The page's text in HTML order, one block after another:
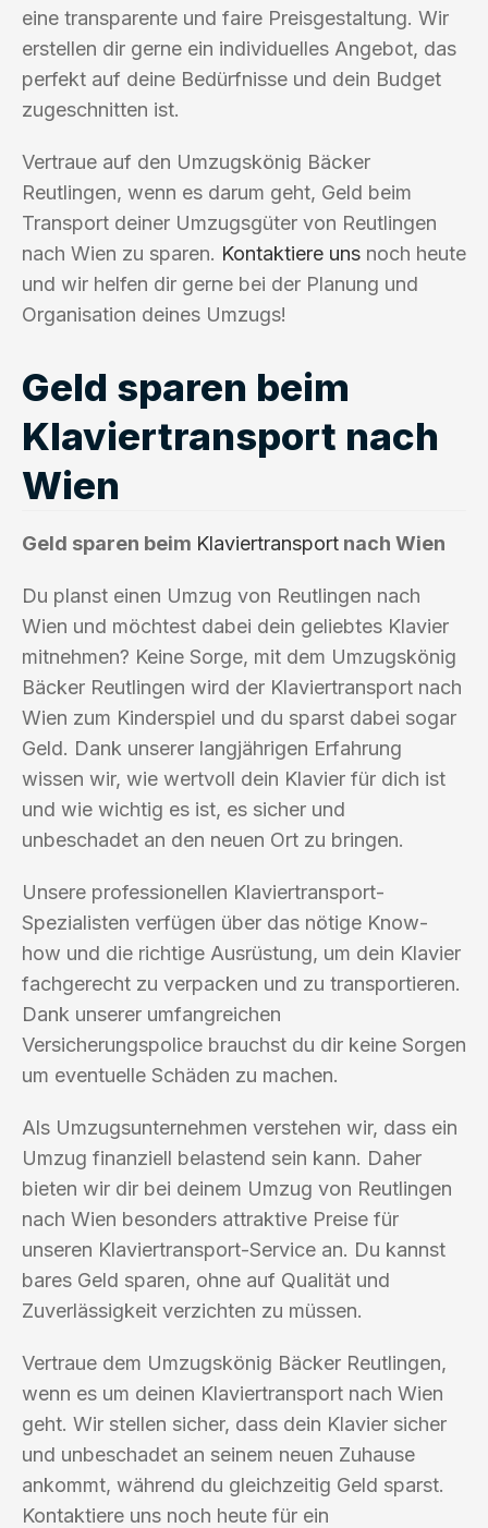
eine transparente und faire Preisgestaltung. Wir
erstellen dir gerne ein individuelles Angebot, das
perfekt auf deine Bedürfnisse und dein Budget
zugeschnitten ist.
Vertraue auf den Umzugskönig Bäcker
Reutlingen, wenn es darum geht, Geld beim
Transport deiner Umzugsgüter von Reutlingen
nach Wien zu sparen. Kontaktiere uns noch heute
und wir helfen dir gerne bei der Planung und
Organisation deines Umzugs!
Geld sparen beim
Klaviertransport nach
Wien
Geld sparen beim Klaviertransport nach Wien
Du planst einen Umzug von Reutlingen nach
Wien und möchtest dabei dein geliebtes Klavier
mitnehmen? Keine Sorge, mit dem Umzugskönig
Bäcker Reutlingen wird der Klaviertransport nach
Wien zum Kinderspiel und du sparst dabei sogar
Geld. Dank unserer langjährigen Erfahrung
wissen wir, wie wertvoll dein Klavier für dich ist
und wie wichtig es ist, es sicher und
unbeschadet an den neuen Ort zu bringen.
Unsere professionellen Klaviertransport-
Spezialisten verfügen über das nötige Know-
how und die richtige Ausrüstung, um dein Klavier
fachgerecht zu verpacken und zu transportieren.
Dank unserer umfangreichen
Versicherungspolice brauchst du dir keine Sorgen
um eventuelle Schäden zu machen.
Als Umzugsunternehmen verstehen wir, dass ein
Umzug finanziell belastend sein kann. Daher
bieten wir dir bei deinem Umzug von Reutlingen
nach Wien besonders attraktive Preise für
unseren Klaviertransport-Service an. Du kannst
bares Geld sparen, ohne auf Qualität und
Zuverlässigkeit verzichten zu müssen.
Vertraue dem Umzugskönig Bäcker Reutlingen,
wenn es um deinen Klaviertransport nach Wien
geht. Wir stellen sicher, dass dein Klavier sicher
und unbeschadet an seinem neuen Zuhause
ankommt, während du gleichzeitig Geld sparst.
Kontaktiere uns noch heute für ein